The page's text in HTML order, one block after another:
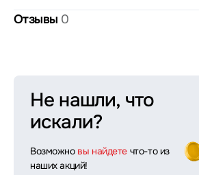
Отзывы 0
Не нашли, что
искали?
Возможно вы найдете что-то из
наших акций!